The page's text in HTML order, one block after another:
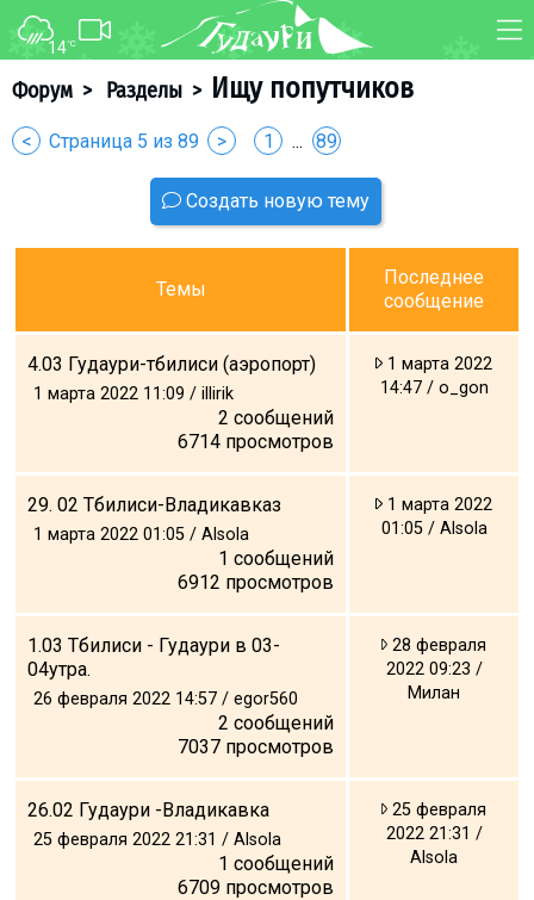
14°C
Форум > Разделы > Ищу попутчиков
< Страница 5 из 89 > 1 ... 89
Создать новую тему
Темы
Последнее
сообщение
4.03 Гудаури-тбилиси (аэропорт)
1 марта 2022 11:09 / illirik
2 сообщений
6714 просмотров
1 марта 2022
14:47 / o_gon
29. 02 Тбилиси-Владикавказ
1 марта 2022 01:05 / Alsola
1 сообщений
6912 просмотров
1 марта 2022
01:05 / Alsola
1.03 Тбилиси - Гудаури в 03-
04утра.
26 февраля 2022 14:57 / egor560
2 сообщений
7037 просмотров
28 февраля
2022 09:23 /
Милан
26.02 Гудаури -Владикавка
25 февраля 2022 21:31 / Alsola
1 сообщений
6709 просмотров
25 февраля
2022 21:31 /
Alsola
ФОРУМ КАРТА
WEBCAM
ТРАНСФЕР
О курорте
Ски-пасс
Дети в Гудаури
Развлечения
Календарь событий
Гудаури
ПРОЖИВАНИЕ
Квартиры
Коттеджи
Отели
% Горячие предложения
Долгосрочная аренда